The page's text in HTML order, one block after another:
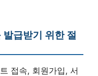
급받기 위한 절
접속, 회원가입, 서